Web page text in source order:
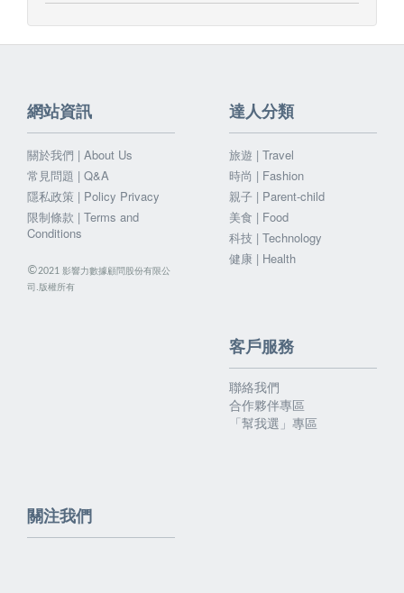
網站資訊
關於我們 | About Us
常見問題 | Q&A
隱私政策 | Policy Privacy
限制條款 | Terms and
Conditions
©2021 影響力數據顧問股份有限公
司.版權所有
達人分類
旅遊 | Travel
時尚 | Fashion
親子 | Parent-child
美食 | Food
科技 | Technology
健康 | Health
客戶服務
聯絡我們
合作夥伴專區
「幫我選」專區
關注我們